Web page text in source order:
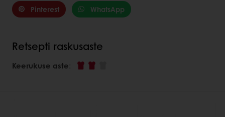
Pinterest WhatsApp
Retsepti raskusaste
Keerukuse aste: